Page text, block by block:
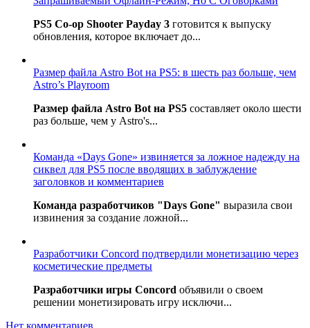
PS5 Co-op Shooter Payday 3 готовится к выпуску
обновления, которое включает до...
Размер файла Astro Bot на PS5: в шесть раз больше, чем
Astro’s Playroom
Размер файла Astro Bot на PS5 составляет около шести
раз больше, чем у Astro's...
Команда «Days Gone» извиняется за ложное надежду на
сиквел для PS5 после вводящих в заблуждение
заголовков и комментариев
Команда разработчиков "Days Gone" выразила свои
извинения за создание ложной...
Разработчики Concord подтвердили монетизацию через
косметические предметы
Разработчики игры Concord объявили о своем
решении монетизировать игру исключи...
Нет комментариев